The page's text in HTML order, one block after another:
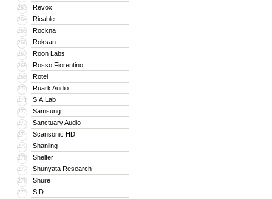
263 Revox
264 Ricable
265 Rockna
266 Roksan
267 Roon Labs
268 Rosso Fiorentino
269 Rotel
270 Ruark Audio
271 S.A.Lab
272 Samsung
273 Sanctuary Audio
274 Scansonic HD
275 Shanling
276 Shelter
277 Shunyata Research
278 Shure
279 SID